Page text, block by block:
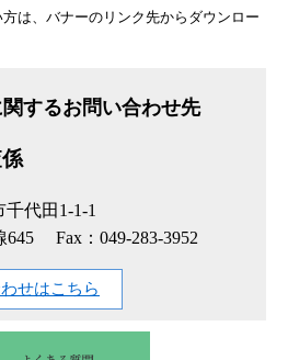
方は、バナーのリンク先からダウンロー
するお問い合わせ先
代田1-1-1
645
Fax：049-283-3952
せはこちら